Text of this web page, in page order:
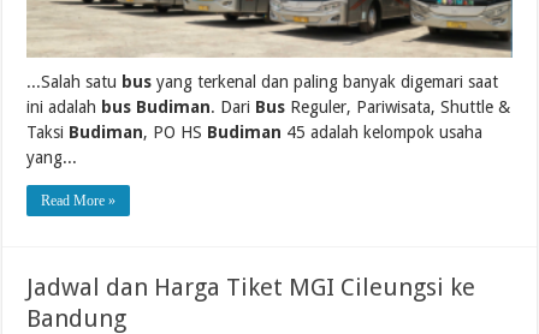
...Salah satu bus yang terkenal dan paling banyak digemari saat
ini adalah bus Budiman. Dari Bus Reguler, Pariwisata, Shuttle &
Taksi Budiman, PO HS Budiman 45 adalah kelompok usaha
yang...
Read More »
Jadwal dan Harga Tiket MGI Cileungsi ke
Bandung